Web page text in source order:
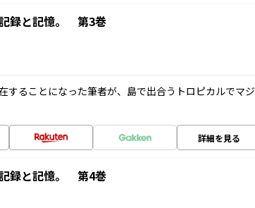
録と記憶。 第3巻
することになった筆者が、島で出合うトロピカルでマジ
詳細を見る
録と記憶。 第4巻